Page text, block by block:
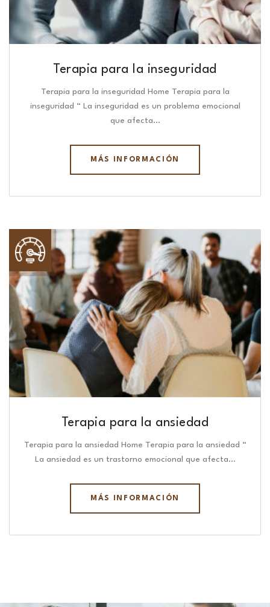
Terapia para la inseguridad
Terapia para la inseguridad Home Terapia para la
inseguridad “ La inseguridad es un problema emocional
que afecta…
MÁS INFORMACIÓN
Terapia para la ansiedad
Terapia para la ansiedad Home Terapia para la ansiedad “
La ansiedad es un trastorno emocional que afecta…
MÁS INFORMACIÓN